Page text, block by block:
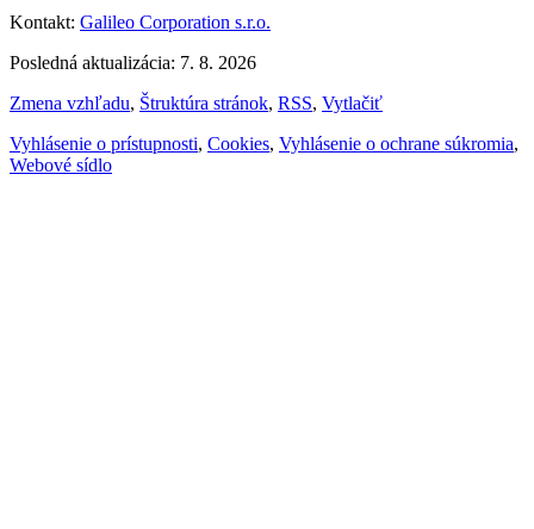
Kontakt: Galileo Corporation s.r.o.
Posledná aktualizácia: 7. 8. 2026
Zmena vzhľadu, Štruktúra stránok, RSS, Vytlačiť
Vyhlásenie o prístupnosti, Cookies, Vyhlásenie o ochrane súkromia,
Webové sídlo